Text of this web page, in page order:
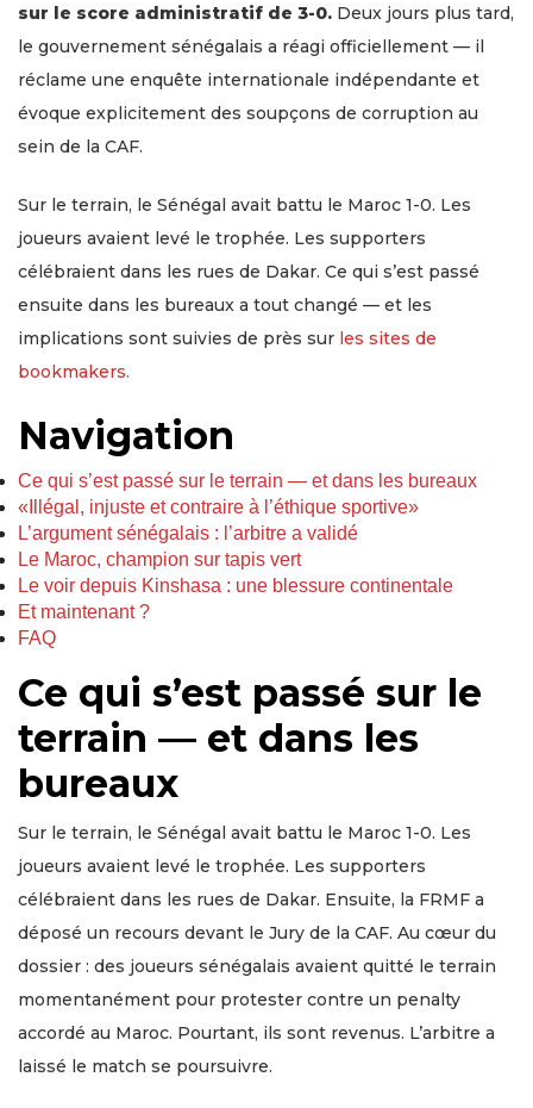
sur le score administratif de 3-0. Deux jours plus tard,
le gouvernement sénégalais a réagi officiellement — il
réclame une enquête internationale indépendante et
évoque explicitement des soupçons de corruption au
sein de la CAF.
Sur le terrain, le Sénégal avait battu le Maroc 1-0. Les
joueurs avaient levé le trophée. Les supporters
célébraient dans les rues de Dakar. Ce qui s’est passé
ensuite dans les bureaux a tout changé — et les
implications sont suivies de près sur les sites de
bookmakers.
Navigation
Ce qui s’est passé sur le terrain — et dans les bureaux
«Illégal, injuste et contraire à l’éthique sportive»
L’argument sénégalais : l’arbitre a validé
Le Maroc, champion sur tapis vert
Le voir depuis Kinshasa : une blessure continentale
Et maintenant ?
FAQ
Ce qui s’est passé sur le
terrain — et dans les
bureaux
Sur le terrain, le Sénégal avait battu le Maroc 1-0. Les
joueurs avaient levé le trophée. Les supporters
célébraient dans les rues de Dakar. Ensuite, la FRMF a
déposé un recours devant le Jury de la CAF. Au cœur du
dossier : des joueurs sénégalais avaient quitté le terrain
momentanément pour protester contre un penalty
accordé au Maroc. Pourtant, ils sont revenus. L’arbitre a
laissé le match se poursuivre.